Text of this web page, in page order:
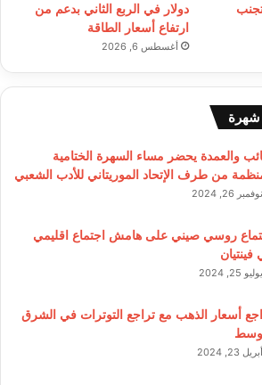
دولار في الربع الثاني بدعم من
ارتفاع أسعار الطاقة
أغسطس 6, 2026
شهرة
والعمدة يحضر مساء السهرة الختامية
من طرف الإتحاد الموريتاني للأدب الشعبي
نوفمبر 26, 2024
روسي صيني على هامش اجتماع اقليمي
يوليو 25, 2024
أسعار الذهب مع تراجع التوترات في الشرق
أبريل 23, 2024